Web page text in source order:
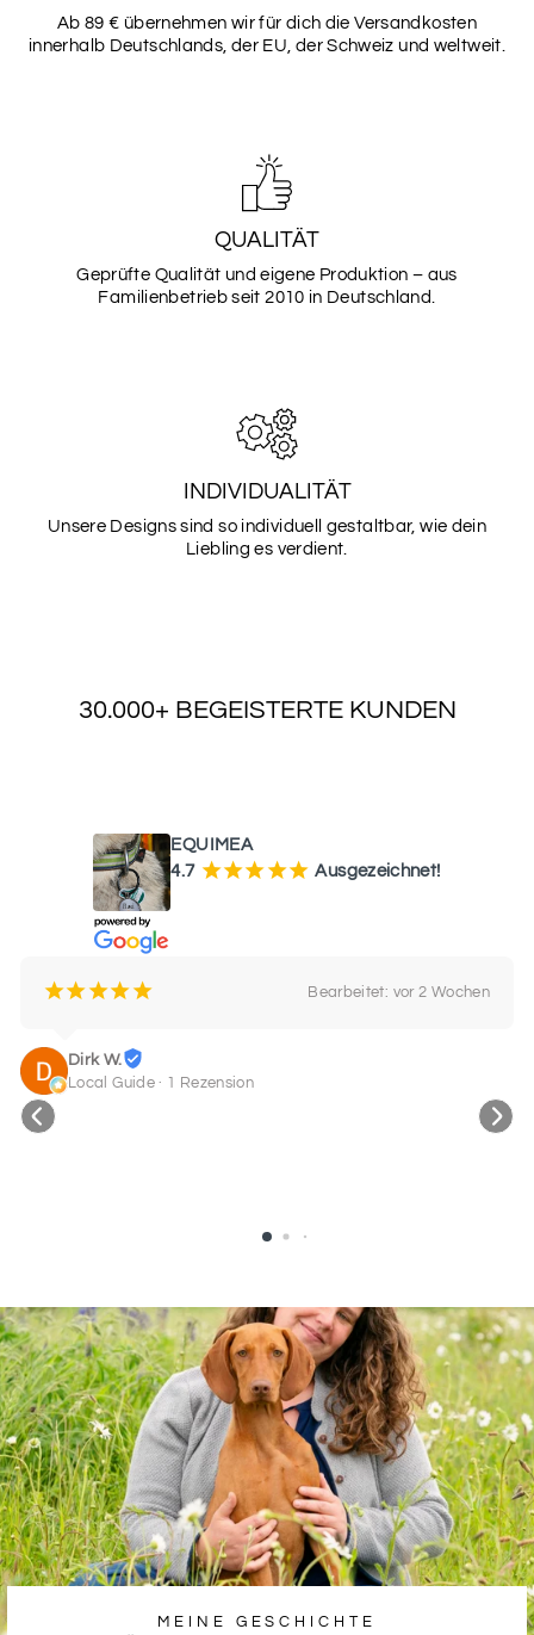
Ab 89 € übernehmen wir für dich die Versandkosten
innerhalb Deutschlands, der EU, der Schweiz und weltweit.
QUALITÄT
Geprüfte Qualität und eigene Produktion – aus
Familienbetrieb seit 2010 in Deutschland.
INDIVIDUALITÄT
Unsere Designs sind so individuell gestaltbar, wie dein
Liebling es verdient.
30.000+ BEGEISTERTE KUNDEN
EQUIMEA
4.7 ¡¡¡¡¡ Ausgezeichnet!
¡¡¡¡¡ Bearbeitet: vor 2 Wochen
Dirk W.
Local Guide · 1 Rezension
MEINE GESCHICHTE